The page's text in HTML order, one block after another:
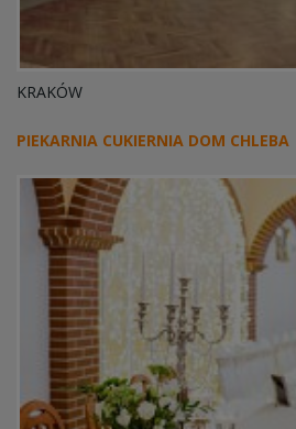
KRAKÓW
PIEKARNIA CUKIERNIA DOM CHLEBA